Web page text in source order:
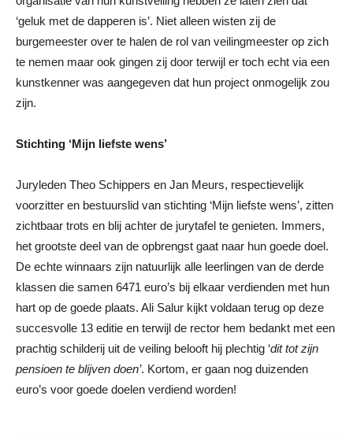
‘geluk met de dapperen is’. Niet alleen wisten zij de
burgemeester over te halen de rol van veilingmeester op zich
te nemen maar ook gingen zij door terwijl er toch echt via een
kunstkenner was aangegeven dat hun project onmogelijk zou
zijn.
Stichting ‘Mijn liefste wens’
Juryleden Theo Schippers en Jan Meurs, respectievelijk
voorzitter en bestuurslid van stichting ‘Mijn liefste wens’, zitten
zichtbaar trots en blij achter de jurytafel te genieten. Immers,
het grootste deel van de opbrengst gaat naar hun goede doel.
De echte winnaars zijn natuurlijk alle leerlingen van de derde
klassen die samen 6471 euro’s bij elkaar verdienden met hun
hart op de goede plaats. Ali Salur kijkt voldaan terug op deze
succesvolle 13 editie en terwijl de rector hem bedankt met een
prachtig schilderij uit de veiling belooft hij plechtig ‘dit tot zijn
pensioen te blijven doen’. Kortom, er gaan nog duizenden
euro’s voor goede doelen verdiend worden!